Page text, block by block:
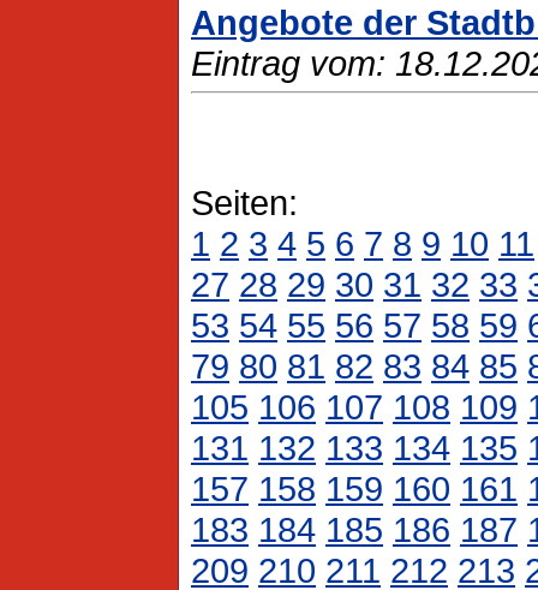
Angebote der
Eintrag vom:
Seiten:
1 2 3 4 5 6 7 8 9 10 11
27 28 29 30 31 32 33
53 54 55 56 57 58 59
79 80 81 82 83 84 85
105 106 107 108 109
131 132 133 134 135
157 158 159 160 161
183 184 185 186 187
209 210 211 212 213